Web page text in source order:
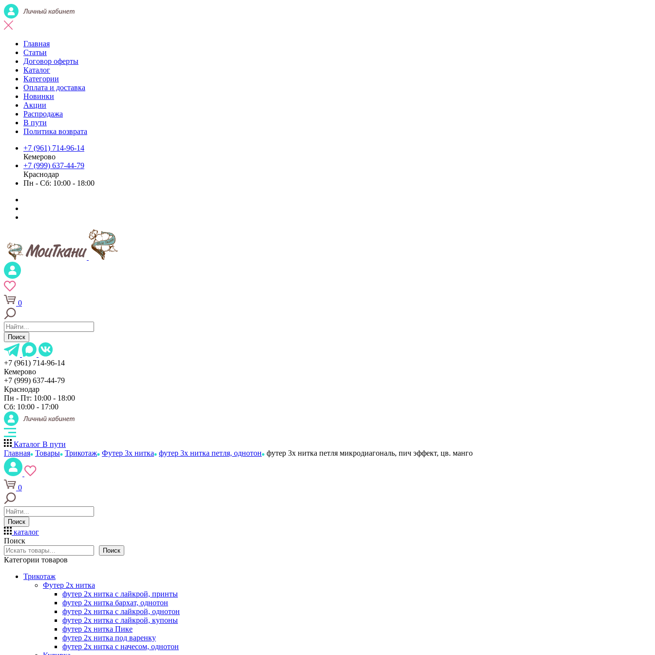
Главная
Статьи
Договор оферты
Каталог
Категории
Оплата и доставка
Новинки
Акции
Распродажа
В пути
Политика возврата
+7 (961) 714-96-14
Кемерово
+7 (999) 637-44-79
Краснодар
Пн - Сб: 10:00 - 18:00
0
Поиск
+7 (961) 714-96-14
Кемерово
+7 (999) 637-44-79
Краснодар
Пн - Пт: 10:00 - 18:00
Сб: 10:00 - 17:00
Каталог В пути
Главная Товары Трикотаж Футер 3х нитка футер 3х нитка петля, однотон футер 3х нитка петля микродиагональ, пич эффект, цв. манго
0
Поиск
каталог
Поиск
Поиск
Категории товаров
Трикотаж
Футер 2х нитка
футер 2х нитка с лайкрой, принты
футер 2х нитка бархат, однотон
футер 2х нитка с лайкрой, однотон
футер 2х нитка с лайкрой, купоны
футер 2х нитка Пике
футер 2х нитка под варенку
футер 2х нитка с начесом, однотон